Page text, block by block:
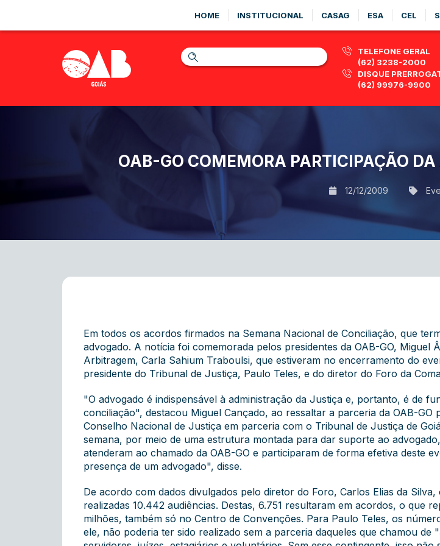
HOME INSTITUCIONAL CASAG ESA CEL
TELEFONE GERAL
(62) 3238-2000
DISQUE
(62) 99976-9900
OAB-GO COMEMORA PARTICIPAÇÃO
12/12/2009
Em todos os acordos firmados na Semana Nacional de Conciliação, que
advogado. A notícia foi comemorada pelos presidentes da OAB-GO, Miguel
Arbitragem, Carla Sahium Traboulsi, que estiveram no encerramento do
presidente do Tribunal de Justiça, Paulo Teles, e do diretor do Foro da
"O advogado é indispensável à administração da Justiça e, portanto, é de
conciliação", destacou Miguel Cançado, ao ressaltar a parceria da OAB-
Conselho Nacional de Justiça em parceria com o Tribunal de Justiça de
semana, por meio de uma estrutura montada para dar suporte ao
atenderam ao chamado da OAB-GO e participaram de forma efetiva deste
presença de um advogado", disse.
De acordo com dados divulgados pelo diretor do Foro, Carlos Elias da
realizadas 10.442 audiências. Destas, 6.751 resultaram em acordos, o que
milhões, também só no Centro de Convenções. Para Paulo Teles, os
ele, não poderia ter sido realizado sem a parceria daqueles que chamou